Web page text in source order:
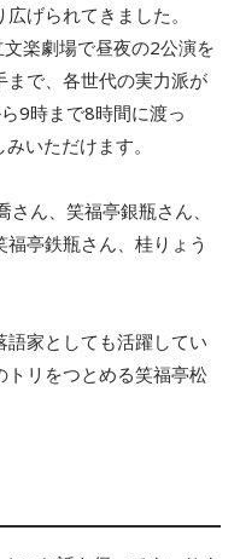
げられてきました。
楽劇場で昼夜の2公演を
で、各世代の実力派が
9時まで8時間に渡っ
いただけます。
ん、笑福亭銀瓶さん、
亭鉄瓶さん、桂りょう
家としても活躍してい
トリをつとめる笑福亭松